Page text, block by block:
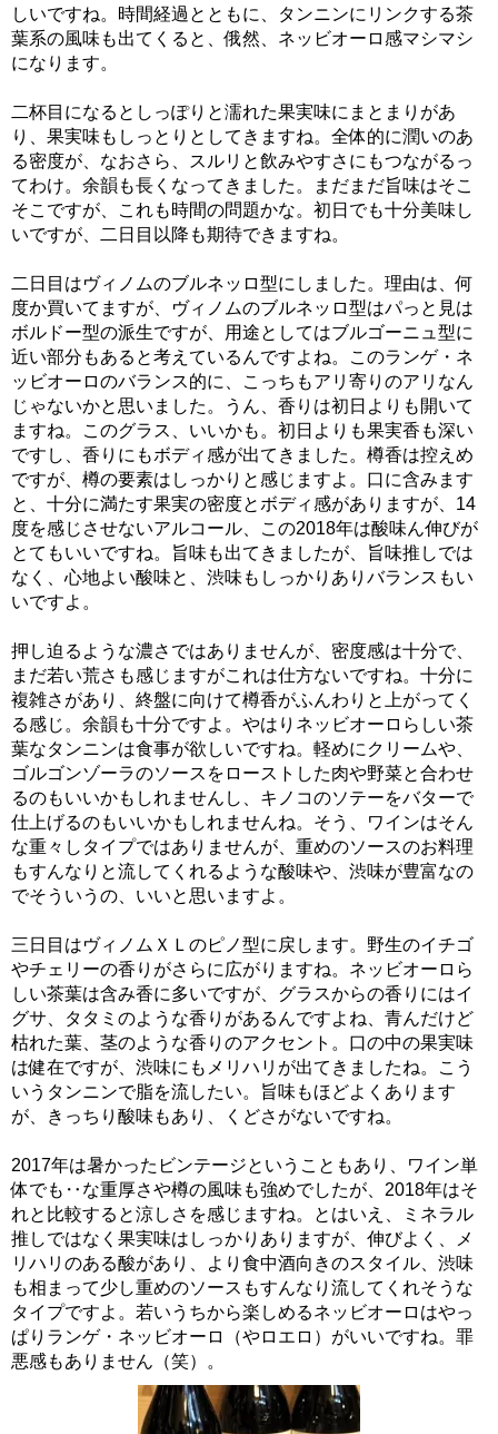
しいですね。時間経過とともに、タンニンにリンクする茶
葉系の風味も出てくると、俄然、ネッビオーロ感マシマシ
になります。
二杯目になるとしっぽりと濡れた果実味にまとまりがあ
り、果実味もしっとりとしてきますね。全体的に潤いのあ
る密度が、なおさら、スルリと飲みやすさにもつながるっ
てわけ。余韻も長くなってきました。まだまだ旨味はそこ
そこですが、これも時間の問題かな。初日でも十分美味し
いですが、二日目以降も期待できますね。
二日目はヴィノムのブルネッロ型にしました。理由は、何
度か買いてますが、ヴィノムのブルネッロ型はパっと見は
ボルドー型の派生ですが、用途としてはブルゴーニュ型に
近い部分もあると考えているんですよね。このランゲ・ネ
ッビオーロのバランス的に、こっちもアリ寄りのアリなん
じゃないかと思いました。うん、香りは初日よりも開いて
ますね。このグラス、いいかも。初日よりも果実香も深い
ですし、香りにもボディ感が出てきました。樽香は控えめ
ですが、樽の要素はしっかりと感じますよ。口に含みます
と、十分に満たす果実の密度とボディ感がありますが、14
度を感じさせないアルコール、この2018年は酸味ん伸びが
とてもいいですね。旨味も出てきましたが、旨味推しでは
なく、心地よい酸味と、渋味もしっかりありバランスもい
いですよ。
押し迫るような濃さではありませんが、密度感は十分で、
まだ若い荒さも感じますがこれは仕方ないですね。十分に
複雑さがあり、終盤に向けて樽香がふんわりと上がってく
る感じ。余韻も十分ですよ。やはりネッビオーロらしい茶
葉なタンニンは食事が欲しいですね。軽めにクリームや、
ゴルゴンゾーラのソースをローストした肉や野菜と合わせ
るのもいいかもしれませんし、キノコのソテーをバターで
仕上げるのもいいかもしれませんね。そう、ワインはそん
な重々しタイプではありませんが、重めのソースのお料理
もすんなりと流してくれるような酸味や、渋味が豊富なの
でそういうの、いいと思いますよ。
三日目はヴィノムＸＬのピノ型に戻します。野生のイチゴ
やチェリーの香りがさらに広がりますね。ネッビオーロら
しい茶葉は含み香に多いですが、グラスからの香りにはイ
グサ、タタミのような香りがあるんですよね、青んだけど
枯れた葉、茎のような香りのアクセント。口の中の果実味
は健在ですが、渋味にもメリハリが出てきましたね。こう
いうタンニンで脂を流したい。旨味もほどよくあります
が、きっちり酸味もあり、くどさがないですね。
2017年は暑かったビンテージということもあり、ワイン単
体でも‥な重厚さや樽の風味も強めでしたが、2018年はそ
れと比較すると涼しさを感じますね。とはいえ、ミネラル
推しではなく果実味はしっかりありますが、伸びよく、メ
リハリのある酸があり、より食中酒向きのスタイル、渋味
も相まって少し重めのソースもすんなり流してくれそうな
タイプですよ。若いうちから楽しめるネッビオーロはやっ
ぱりランゲ・ネッビオーロ（やロエロ）がいいですね。罪
悪感もありません（笑）。